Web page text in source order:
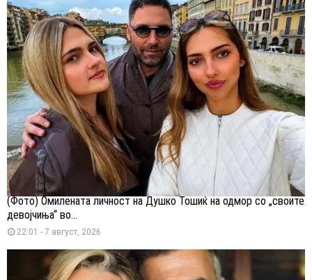
(Фото) Омилената личност на Душко Тошиќ на одмор со „своите
девојчиња“ во...
22:01 - 7 август, 2026